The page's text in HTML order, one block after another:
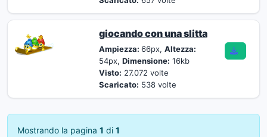
giocando con una slitta
Ampiezza: 66px, Altezza:
54px, Dimensione: 16kb
Visto: 27.072 volte
Scaricato: 538 volte
Mostrando la pagina 1 di 1